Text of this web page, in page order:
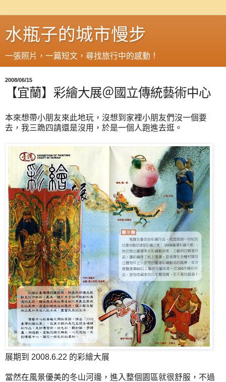
水瓶子的城市慢步
一張照片，一篇短文，尋找旅行中的感動！
2008/06/15
【宜蘭】彩繪大展＠國立傳統藝術中心
本來想帶小朋友來此地玩，沒想到家裡小朋友們沒一個要
去，我三跪四請還是沒用，於是一個人跑進去逛。
展期到 2008.6.22 的彩繪大展
當然在風景優美的冬山河邊，進入整個園區就很舒服，不過